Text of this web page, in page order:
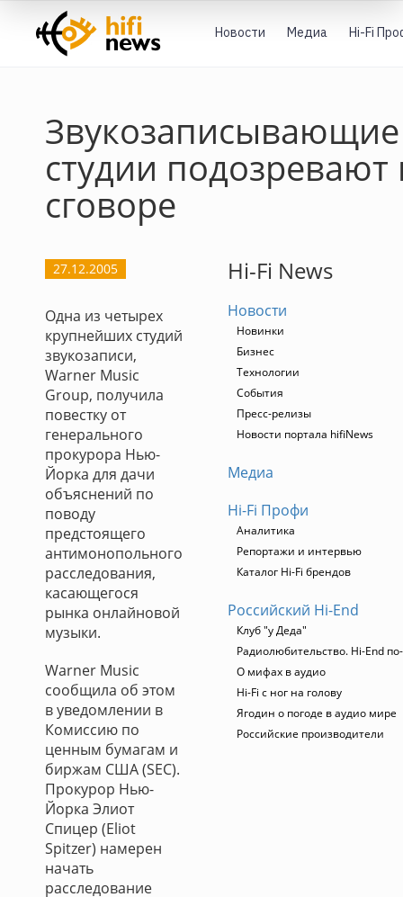
Новости Медиа Hi-Fi
Звукозаписывающие
студии подозревают
сговоре
27.12.2005
Одна из четырех
крупнейших студий
звукозаписи,
Warner Music
Group, получила
повестку от
генерального
прокурора Нью-
Йорка для дачи
объяснений по
поводу
предстоящего
антимонопольного
расследования,
касающегося
рынка онлайновой
музыки.
Warner Music
сообщила об этом
в уведомлении в
Комиссию по
ценным бумагам и
биржам США (SEC).
Прокурор Нью-
Йорка Элиот
Спицер (Eliot
Spitzer) намерен
начать
расследование
Hi-Fi News
Новости
Новинки
Бизнес
Технологии
События
Пресс-релизы
Новости портала hifiNews
Медиа
Hi-Fi Профи
Аналитика
Репортажи и интервью
Каталог Hi-Fi брендов
Российский Hi-End
Клуб "у Деда"
Радиолюбительство. Hi-End
О мифах в аудио
Hi-Fi с ног на голову
Ягодин о погоде в аудио мире
Российские производители